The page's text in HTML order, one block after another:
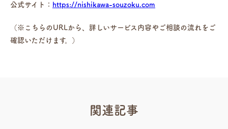
公式サイト： https://nishikawa-souzoku.com
（※こちらのURLから、詳しいサービス内容やご相談の流れをご
確認いただけます。）
関連記事